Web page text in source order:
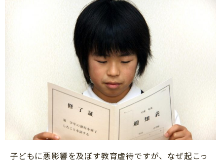
子どもに悪影響を及ぼす教育虐待ですが、なぜ起こっ